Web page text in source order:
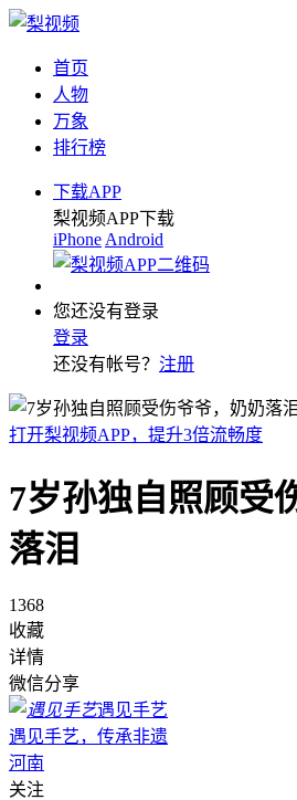
首页
人物
万象
排行榜
下载APP
梨视频APP下载
iPhone Android
您还没有登录
登录
还没有帐号？ 注册
打开梨视频APP，提升3倍流畅度
7岁孙独自照顾受
落泪
1368
收藏
详情
微信分享
遇见手艺
遇见手艺，传承非遗
河南
关注